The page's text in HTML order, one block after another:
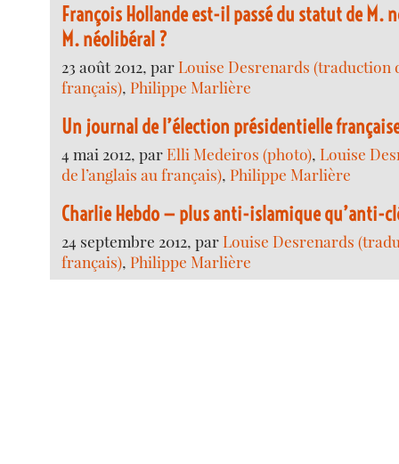
François Hollande est-il passé du statut de M.
M. néolibéral ?
23 août 2012, parLouise Desrenards (traduction
français), Philippe Marlière
Un journal de l’élection présidentielle
4 mai 2012, parElli Medeiros (photo),Louise
de l’anglais au français), Philippe Marlière
Charlie Hebdo — plus anti-islamique qu’anti-
24 septembre 2012, parLouise Desrenards
français), Philippe Marlière